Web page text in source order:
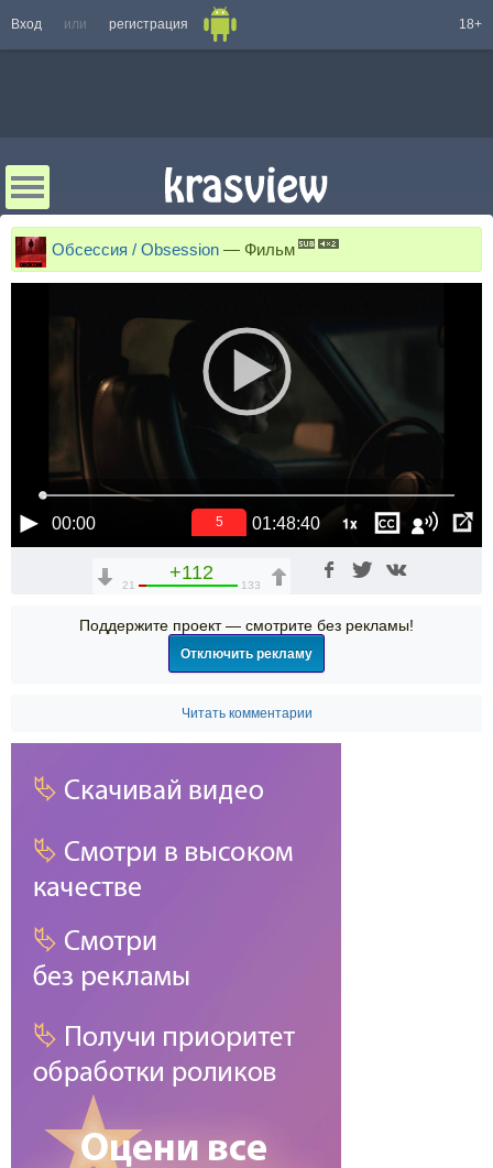
Вход или регистрация 18+
Обсессия / Obsession — Фильм
00:00 01:48:40 1x
5
+112
21 133
Поддержите проект — смотрите без рекламы!
Отключить рекламу
Читать комментарии